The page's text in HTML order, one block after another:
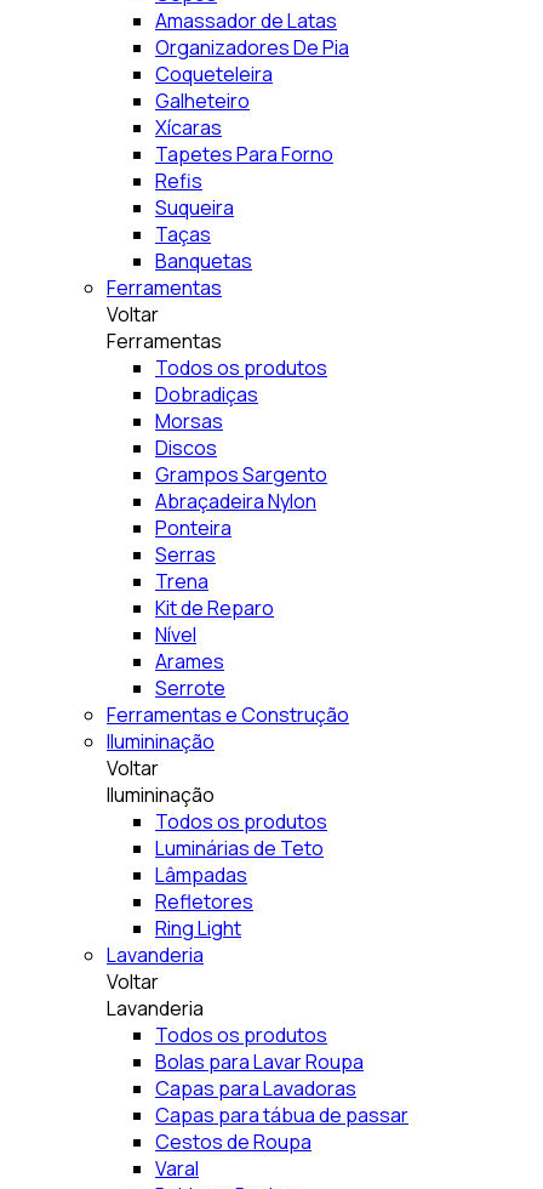
Amassador de Latas
Organizadores De Pia
Coqueteleira
Galheteiro
Xícaras
Tapetes Para Forno
Refis
Suqueira
Taças
Banquetas
Ferramentas
Voltar
Ferramentas
Todos os produtos
Dobradiças
Morsas
Discos
Grampos Sargento
Abraçadeira Nylon
Ponteira
Serras
Trena
Kit de Reparo
Nível
Arames
Serrote
Ferramentas e Construção
Ilumininação
Voltar
Ilumininação
Todos os produtos
Luminárias de Teto
Lâmpadas
Refletores
Ring Light
Lavanderia
Voltar
Lavanderia
Todos os produtos
Bolas para Lavar Roupa
Capas para Lavadoras
Capas para tábua de passar
Cestos de Roupa
Varal